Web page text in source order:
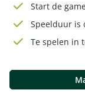
Start de
Speelduur is
Te spelen in